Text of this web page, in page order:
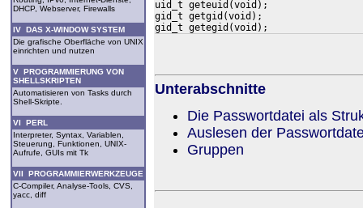
DHCP, Webserver, Firewalls
IV DAS X-WINDOW SYSTEM
Die grafische Oberfläche von UNIX
einrichten und nutzen
V PROGRAMMIERUNG VON
SHELLSKRIPTEN
Automatisieren von Tasks durch
Shell-Skripte.
VI PERL
Interpreter, Syntax, Variablen,
Steuerung, Funktionen, UNIX-
Aufrufe, GUIs mit Tk
VII PROGRAMMIERWERKZEUGE
C-Compiler, Analyse-Tools, CVS,
yacc, diff
uid_t geteuid(void);
gid_t getgid(void);
Unterabschnitte
Die Passwortdatei als
Auslesen der
Gruppen